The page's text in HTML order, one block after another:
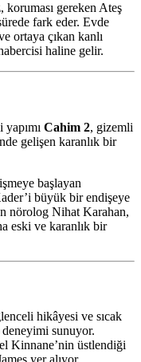
koruması gereken Ateş
fark eder. Evde
ortaya çıkan kanlı
haline gelir.
Cahim 2, gizemli
gelişen karanlık bir
başlayan
büyük bir endişeye
nörolog Nihat Karahan,
eski ve karanlık bir
hikâyesi ve sıcak
sunuyor.
Kinnane’nin üstlendiği
yer alıyor.